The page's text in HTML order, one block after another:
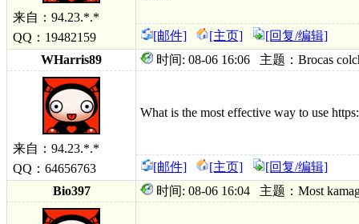
来自：94.23.*.*
QQ：19482159
[邮件] [主页]
[回复/编辑]
WHarris89
时间: 08-06 16:06 主题：Brocas
来自：94.23.*.*
QQ：64656763
What is the most effective way to use
[邮件] [主页]
[回复/编辑]
Bio397
时间: 08-06 16:04 主题：Most